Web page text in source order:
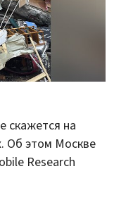
скажется на
Об этом Москве
Research